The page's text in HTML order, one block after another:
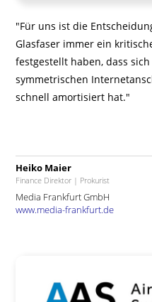
"Für uns ist die
Glasfaser immer ein
festgestellt haben, dass
symmetrischen
schnell amortisiert hat."
Heiko Maier
Finance Direktor | Prokurist
Media Frankfurt GmbH
www.media-frankfurt.de